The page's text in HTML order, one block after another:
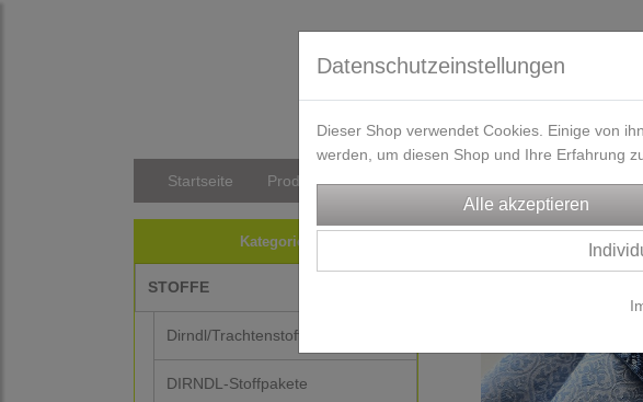
Startseite Produkte Versandkosten/Lieferzeit Kontakt
Kategorien
STOFFE
Dirndl/Trachtenstoffe
DIRNDL-Stoffpakete
STOFFE KINDER-
Datenschutzeinstellungen
Dieser Shop verwendet Cookies. Einige von
werden, um diesen Shop und Ihre Erfahrung